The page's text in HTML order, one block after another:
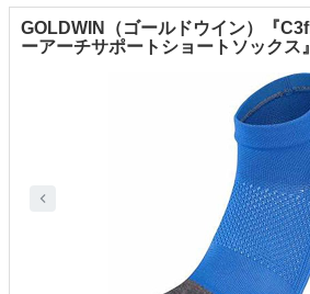
GOLDWIN（ゴールドウイン）『
ーアーチサポートショートソックス』